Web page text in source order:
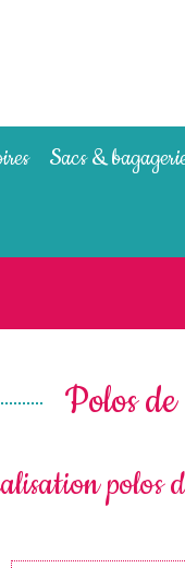
Sacs &
Polos
polos